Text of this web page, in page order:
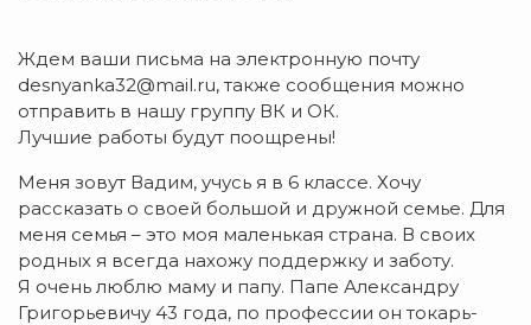
Ждем ваши письма на электронную почту
desnyanka32@mail.ru, также сообщения можно
отправить в нашу группу ВК и ОК.
Лучшие работы будут поощрены!
Меня зовут Вадим, учусь я в 6 классе. Хочу
рассказать о своей большой и дружной семье. Для
меня семья – это моя маленькая страна. В своих
родных я всегда нахожу поддержку и заботу.
Я очень люблю маму и папу. Папе Александру
Григорьевичу 43 года, по профессии он токарь-